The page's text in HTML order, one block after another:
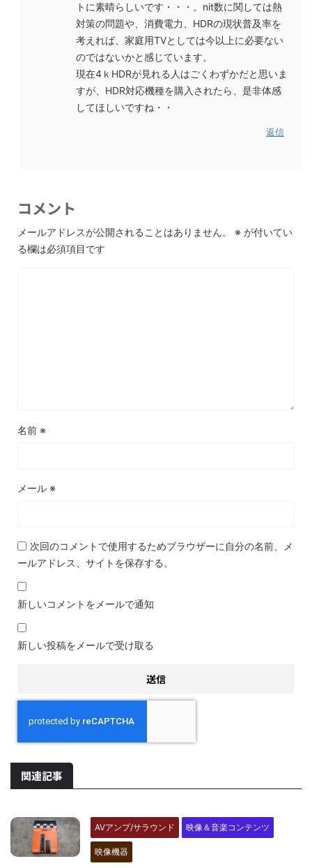
トに素晴らしいです・・・。nit数に関しては熱
対策の問題や、消費電力、HDRの現状普及率を
考えれば、家庭用TVとしては今以上に必要ない
のではないかと感じています。
現在4ｋHDRが見れる人はごくわずかだと思いま
すが、HDR対応機種を購入されたら、是非体感
してほしいですね・・
返信
コメント
メールアドレスが公開されることはありません。 ※ が付いてい
る欄は必須項目です
名前 ※
メール ※
次回のコメントで使用するためブラウザーに自分の名前、メ
ールアドレス、サイトを保存する。
新しいコメントをメールで通知
新しい投稿をメールで受け取る
関連記事
AVアンプ/サラウンド 映像＆音楽コンテンツ
映像機器